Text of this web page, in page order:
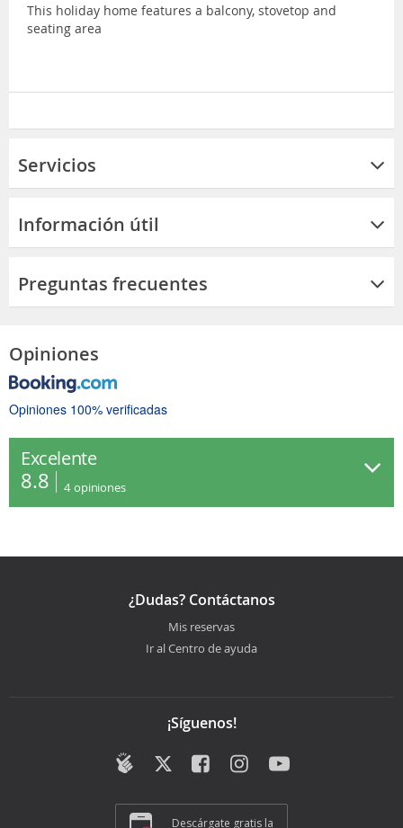
This holiday home features a balcony, stovetop and
seating area
Servicios
Información útil
Preguntas frecuentes
Opiniones
Opiniones 100% verificadas
Excelente
8.8 4 opiniones
¿Dudas? Contáctanos
Mis reservas
Ir al Centro de ayuda
¡Síguenos!
Descárgate gratis la